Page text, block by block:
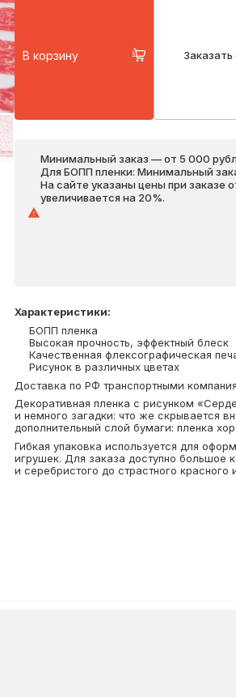
В корзину
Минимальный заказ — от 5 000
Для БОПП пленки: Минимальный
На сайте указаны цены при заказе
увеличивается на 20%.
Характеристики:
БОПП пленка
Высокая прочность, эффектный блеск
Качественная флексографическая
Рисунок в различных цветах
Доставка по РФ транспортными
Декоративная пленка с рисунком
и немного загадки: что же скрывается
дополнительный слой бумаги: пленка
Гибкая упаковка используется для
игрушек. Для заказа доступно большое
и серебристого до страстного красного